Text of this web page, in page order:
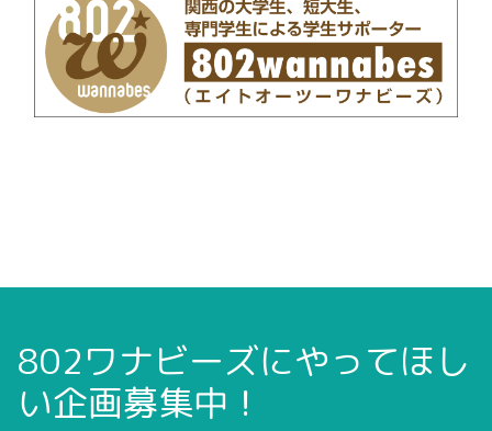
802ワナビーズにやってほし
い企画募集中！